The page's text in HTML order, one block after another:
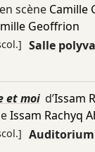
scène Camille
Geoffrion
Salle
et moi d’Issam
Issam Rachyq
Auditorium